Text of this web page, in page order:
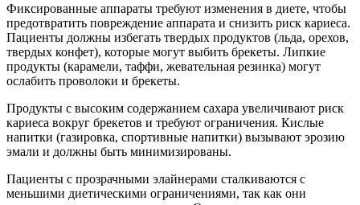
Фиксированные аппараты требуют изменения в диете, чтобы
предотвратить повреждение аппарата и снизить риск кариеса.
Пациенты должны избегать твердых продуктов (льда, орехов,
твердых конфет), которые могут выбить брекеты. Липкие
продукты (карамели, таффи, жевательная резинка) могут
ослабить проволоки и брекеты.
Продукты с высоким содержанием сахара увеличивают риск
кариеса вокруг брекетов и требуют ограничения. Кислые
напитки (газировка, спортивные напитки) вызывают эрозию
эмали и должны быть минимизированы.
Пациенты с прозрачными элайнерами сталкиваются с
меньшими диетическими ограничениями, так как они